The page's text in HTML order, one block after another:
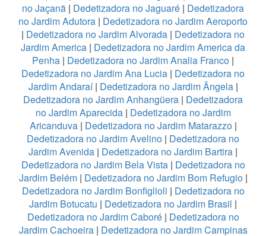
no Jaçanã | Dedetizadora no Jaguaré | Dedetizadora
no Jardim Adutora | Dedetizadora no Jardim Aeroporto
| Dedetizadora no Jardim Alvorada | Dedetizadora no
Jardim America | Dedetizadora no Jardim America da
Penha | Dedetizadora no Jardim Analia Franco |
Dedetizadora no Jardim Ana Lucia | Dedetizadora no
Jardim Andaraí| Dedetizadora no Jardim Ângela|
Dedetizadora no Jardim Anhangüera | Dedetizadora
no Jardim Aparecida| Dedetizadora no Jardim
Aricanduva| Dedetizadora no Jardim Matarazzo|
Dedetizadora no Jardim Avelino | Dedetizadora no
Jardim Avenida | Dedetizadora no Jardim Bartira |
Dedetizadora no Jardim Bela Vista| Dedetizadora no
Jardim Belém| Dedetizadora no Jardim Bom Refugio|
Dedetizadora no Jardim Bonfiglioli | Dedetizadora no
Jardim Botucatu | Dedetizadora no Jardim Brasil |
Dedetizadora no Jardim Caboré| Dedetizadora no
Jardim Cachoeira| Dedetizadora no Jardim Campinas